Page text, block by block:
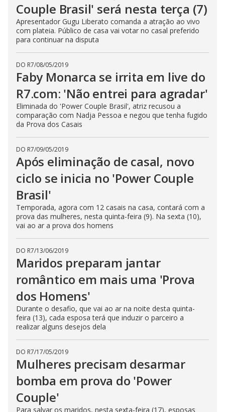
Couple Brasil' será nesta terça (7)
Apresentador Gugu Liberato comanda a atração ao vivo
com plateia. Público de casa vai votar no casal preferido
para continuar na disputa
DO R7/08/05/2019
Faby Monarca se irrita em live do
R7.com: 'Não entrei para agradar'
Eliminada do 'Power Couple Brasil', atriz recusou a
comparação com Nadja Pessoa e negou que tenha fugido
da Prova dos Casais
DO R7/09/05/2019
Após eliminação de casal, novo
ciclo se inicia no 'Power Couple
Brasil'
Temporada, agora com 12 casais na casa, contará com a
prova das mulheres, nesta quinta-feira (9). Na sexta (10),
vai ao ar a prova dos homens
DO R7/13/06/2019
Maridos preparam jantar
romântico em mais uma 'Prova
dos Homens'
Durante o desafio, que vai ao ar na noite desta quinta-
feira (13), cada esposa terá que induzir o parceiro a
realizar alguns desejos dela
DO R7/17/05/2019
Mulheres precisam desarmar
bomba em prova do 'Power
Couple'
Para salvar os maridos, nesta sexta-feira (17), esposas